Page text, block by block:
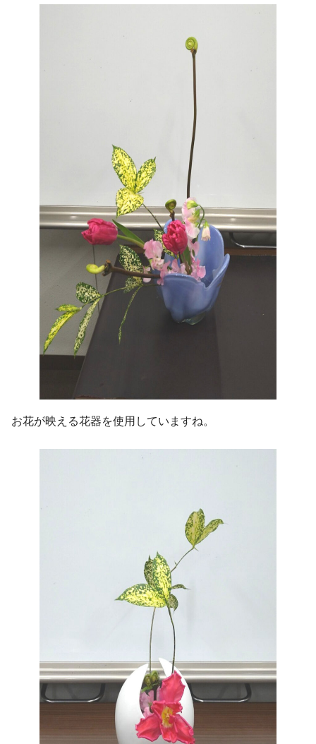
お花が映える花器を使用していますね。